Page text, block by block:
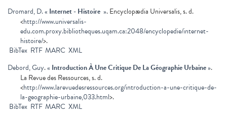
Dromard, D.« Internet - Histoire ». Encyclopædia Universalis, s. d.
<http://www.universalis-
edu.com.proxy.bibliotheques.uqam.ca:2048/encyclopedie/internet-
histoire/>.
BibTex RTF MARC XML
Debord, Guy.« Introduction À Une Critique De La Géographie Urbaine».
La Revue des Ressources, s. d.
<http://www.larevuedesressources.org/introduction-a-une-critique-de-
la-geographie-urbaine,033.html>.
BibTex RTF MARC XML